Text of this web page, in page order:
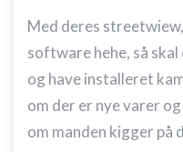
Med deres
software hehe, så
og have installeret
om der er nye varer
om manden kigger på